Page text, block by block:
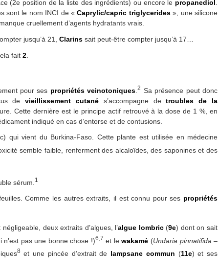
(2e position de la liste des ingrédients) ou encore le propanediol.
sont le nom INCI de «Caprylic/capric triglycerides», une silicone
cruellement d’agents hydratants vrais.
jusqu’à 21, Clarins sait peut-être compter jusqu’à 17…
fait 2
pour ses propriétés veinotoniques .2 Sa présence peut donc
devieillissement cutané s’accompagne detroubles de la
Cette dernière est le principe actif retrouvé à la dose de 1 %, en
indiqué en cas d’entorse et de contusions.
qui vient du Burkina-Faso. Cette plante est utilisée en médecine
semble faible, renferment des alcaloïdes, des saponines et des
sérum. 1
Comme les autres extraits, il est connu pour ses propriétés
deux extraits d’algues, l’algue lombric(9e) dont on sait
pas une bonne chose !)6,7 et lewakamé (Undaria pinnatifida –
8et une pincée d’extrait de lampsane commun (11e) et ses